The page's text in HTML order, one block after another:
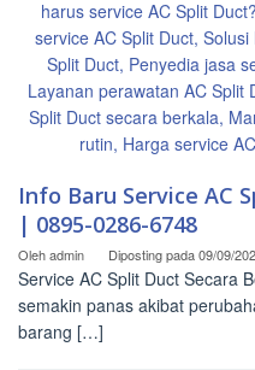
Info Baru Service AC
| 0895-0286-6748
Olehadmin Diposting pada09/09/
Service AC Split Duct Secara
semakin panas akibat
barang […]